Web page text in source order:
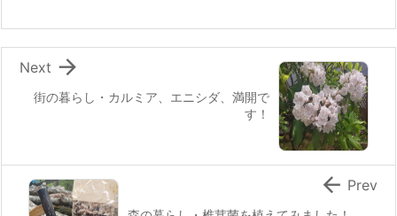
o
k
街の暮らし・カルミア、エニシダ、満開で
す！

Next
 Prev